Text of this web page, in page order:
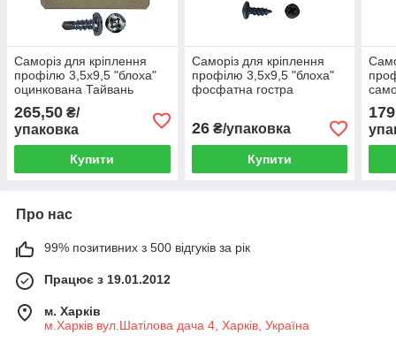
Саморіз для кріплення
профілю 3,5х9,5 "блоха"
оцинкована Тайвань
(уп.1000шт.)
265,50 ₴/
упаковка
Купити
Саморіз для кріплення
профілю 3,5х9,5 "блоха"
фосфатна гостра
26₴/упаковка
Купити
Про нас
99% позитивних з 500 відгуків за рік
Працює з 19.01.2012
м. Харків
м.Харків вул.Шатілова дача 4, Харків, Україна